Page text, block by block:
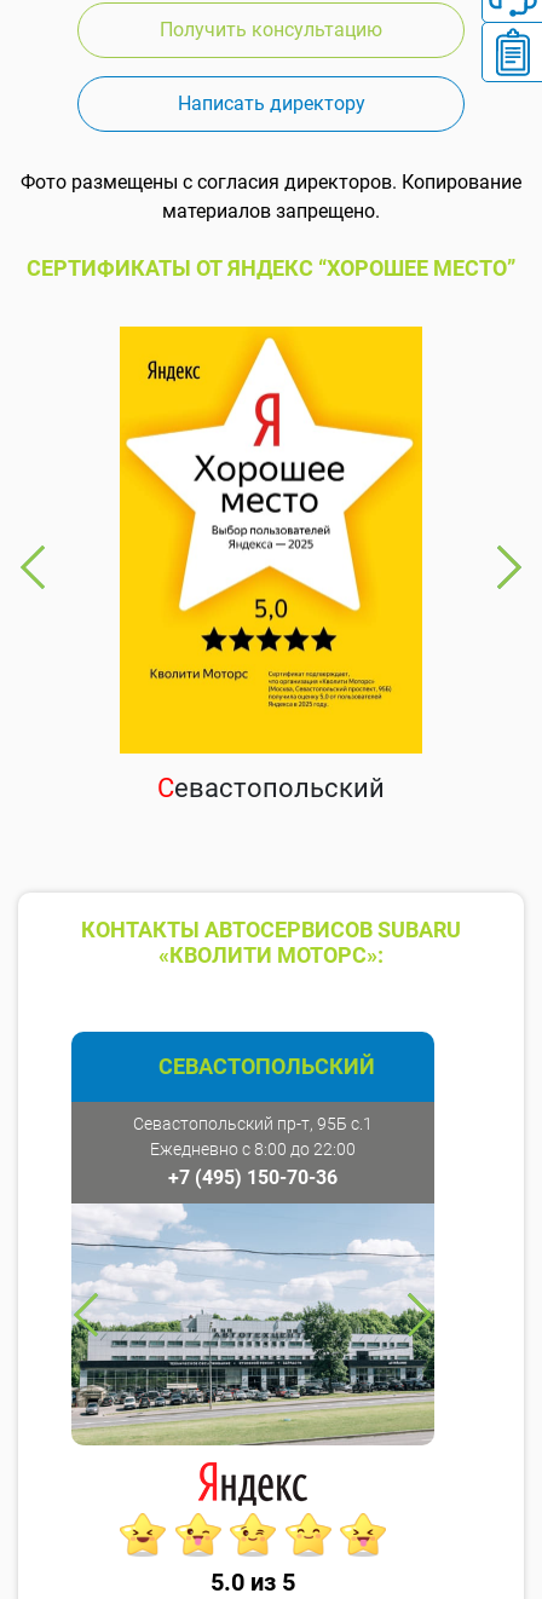
Получить консультацию
Написать директору
Фото размещены с согласия директоров. Копирование
материалов запрещено.
СЕРТИФИКАТЫ ОТ ЯНДЕКС “ХОРОШЕЕ МЕСТО”
Севастопольский
КОНТАКТЫ АВТОСЕРВИСОВ SUBARU
«КВОЛИТИ МОТОРС»:
СЕВАСТОПОЛЬСКИЙ
Севастопольский пр-т, 95Б с.1
Ежедневно с 8:00 до 22:00
+7 (495) 150-70-36
5.0 из 5